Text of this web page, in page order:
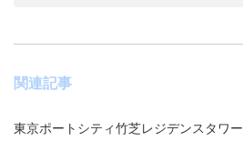
関連記事
東京ポートシティ竹芝レジデンスタワー